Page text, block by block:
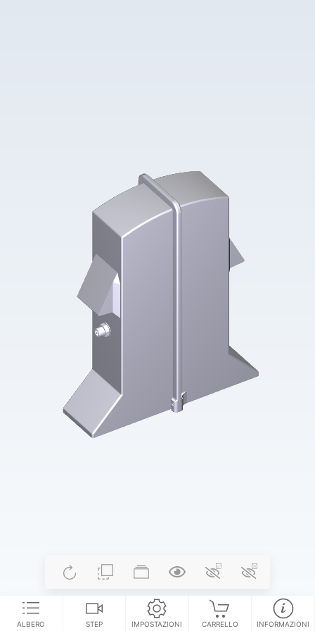
ALBERO STEP IMPOSTAZIONI CARRELLO INFORMAZIONI